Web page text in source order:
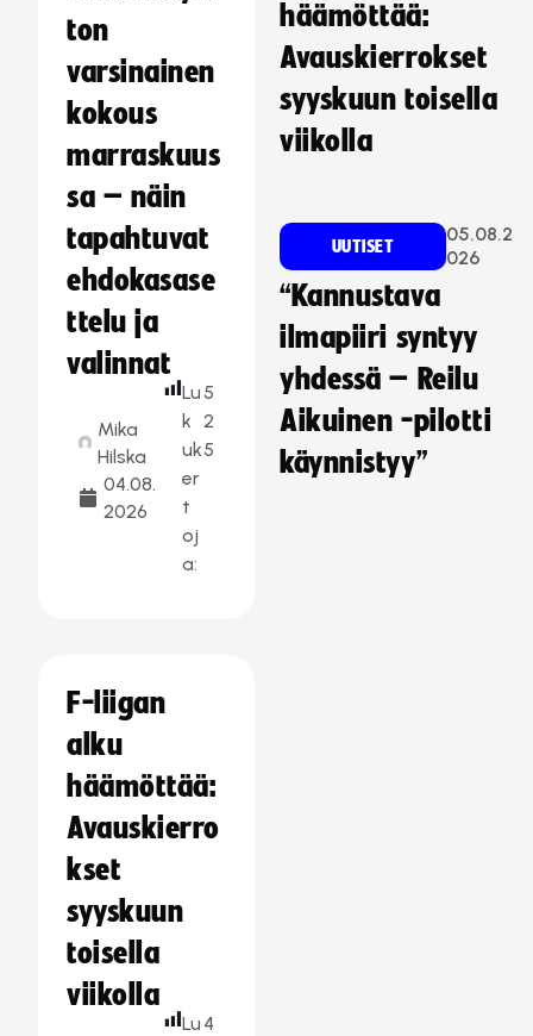
ton
varsinainen
kokous
marraskuus
sa – näin
tapahtuvat
ehdokasase
ttelu ja
valinnat
Mika
Hilska
04.08.
2026
Lu
k
uk
er
t
oj
a:
5
2
5
F-liigan
alku
häämöttää:
Avauskierro
kset
syyskuun
toisella
viikolla
Lu 4
häämöttää:
Avauskierrokset
syyskuun toisella
viikolla
UUTISET
05.08.2
026
“Kannustava
ilmapiiri syntyy
yhdessä – Reilu
Aikuinen -pilotti
käynnistyy”